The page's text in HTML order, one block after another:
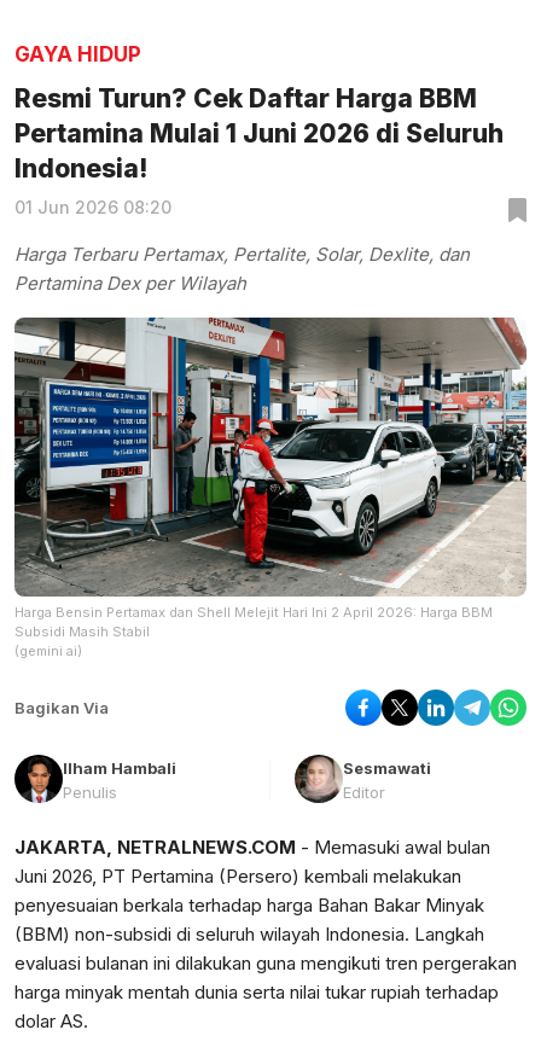
GAYA HIDUP
Resmi Turun? Cek Daftar Harga BBM
Pertamina Mulai 1 Juni 2026 di Seluruh
Indonesia!
01 Jun 2026 08:20
Harga Terbaru Pertamax, Pertalite, Solar, Dexlite, dan
Pertamina Dex per Wilayah
Harga Bensin Pertamax dan Shell Melejit Hari Ini 2 April 2026: Harga BBM
Subsidi Masih Stabil
(gemini ai)
Bagikan Via
Ilham Hambali
Penulis
Sesmawati
Editor
JAKARTA, NETRALNEWS.COM - Memasuki awal bulan
Juni 2026, PT Pertamina (Persero) kembali melakukan
penyesuaian berkala terhadap harga Bahan Bakar Minyak
(BBM) non-subsidi di seluruh wilayah Indonesia. Langkah
evaluasi bulanan ini dilakukan guna mengikuti tren pergerakan
harga minyak mentah dunia serta nilai tukar rupiah terhadap
dolar AS.